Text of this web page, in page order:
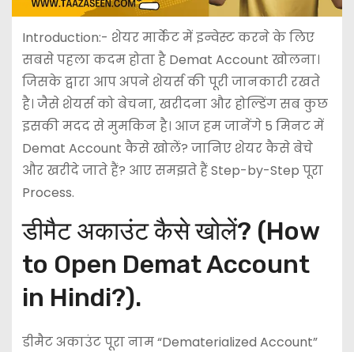
Introduction:- शेयर मार्केट में इन्वेस्ट करने के लिए
सबसे पहला कदम होता है Demat Account खोलना।
जिसके द्वारा आप अपने शेयर्स की पूरी जानकारी रखते
है। जैसे शेयर्स को बेचना, खरीदना और होल्डिंग सब कुछ
इसकी मदद से मुमकिन है। आज हम जानेंगे 5 मिनट में
Demat Account कैसे खोलें? जानिए शेयर कैसे बेचे
और खरीदे जाते हैं? आए समझते हैं Step-by-Step पूरा
Process.
डीमैट अकाउंट कैसे खोलें? (How
to Open Demat Account
in Hindi?).
डीमैट अकाउंट पूरा नाम “Dematerialized Account”